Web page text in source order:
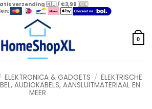
verzending 🇳🇱 / €3,99 🇧🇪
0
ELEKTRONICA & GADGETS / ELEKTRISCHE
AUDIOKABELS, AANSLUITMATERIAAL EN
MEER